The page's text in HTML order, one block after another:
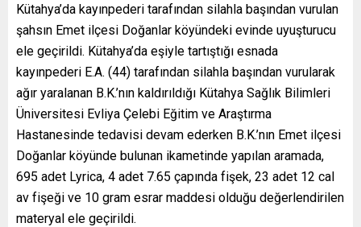
Kütahya’da kayınpederi tarafından silahla başından vurulan
şahsın Emet ilçesi Doğanlar köyündeki evinde uyuşturucu
ele geçirildi. Kütahya’da eşiyle tartıştığı esnada
kayınpederi E.A. (44) tarafından silahla başından vurularak
ağır yaralanan B.K.’nın kaldırıldığı Kütahya Sağlık Bilimleri
Üniversitesi Evliya Çelebi Eğitim ve Araştırma
Hastanesinde tedavisi devam ederken B.K.’nın Emet ilçesi
Doğanlar köyünde bulunan ikametinde yapılan aramada,
695 adet Lyrica, 4 adet 7.65 çapında fişek, 23 adet 12 cal
av fişeği ve 10 gram esrar maddesi olduğu değerlendirilen
materyal ele geçirildi.